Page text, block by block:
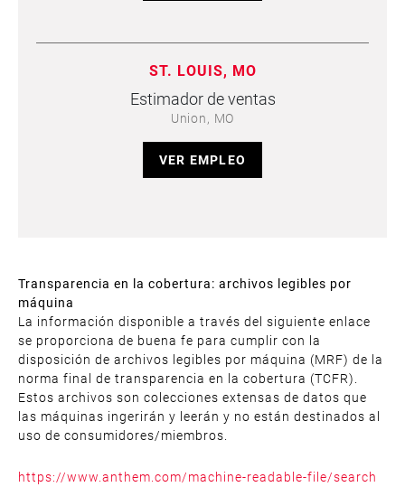
ST. LOUIS, MO
Estimador de ventas
Union, MO
VER EMPLEO
Transparencia en la cobertura: archivos legibles por
máquina
La información disponible a través del siguiente enlace
se proporciona de buena fe para cumplir con la
disposición de archivos legibles por máquina (MRF) de la
norma final de transparencia en la cobertura (TCFR).
Estos archivos son colecciones extensas de datos que
las máquinas ingerirán y leerán y no están destinados al
uso de consumidores/miembros.
https://www.anthem.com/machine-readable-file/search